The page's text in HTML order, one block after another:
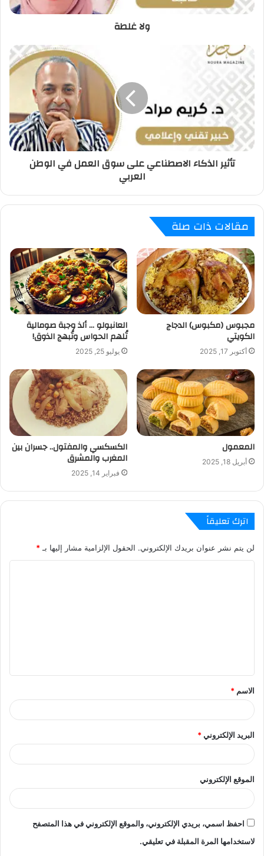
ولا غلطة
تأثير الذكاء الاصطناعي على سوق العمل في الوطن
العربي
مقالات ذات صلة
مجبوس (مكبوس) الدجاج
الكويتي
أكتوبر 17, 2025
العانبولو … ألذ وجبة صومالية
تُلهم الحواس وتُبهج الذوق!
يوليو 25, 2025
المعمول
أبريل 18, 2025
الكسكسي والمفتول.. جسران بين
المغرب والمشرق
فبراير 14, 2025
اترك تعليقاً
لن يتم نشر عنوان بريدك الإلكتروني. الحقول الإلزامية مشار إليها بـ*
ق
*
الاسم *
البريد الإلكتروني*
الموقع الإلكتروني
احفظ اسمي، بريدي الإلكتروني، والموقع الإلكتروني في هذا المتصفح
لاستخدامها المرة المقبلة في تعليقي.